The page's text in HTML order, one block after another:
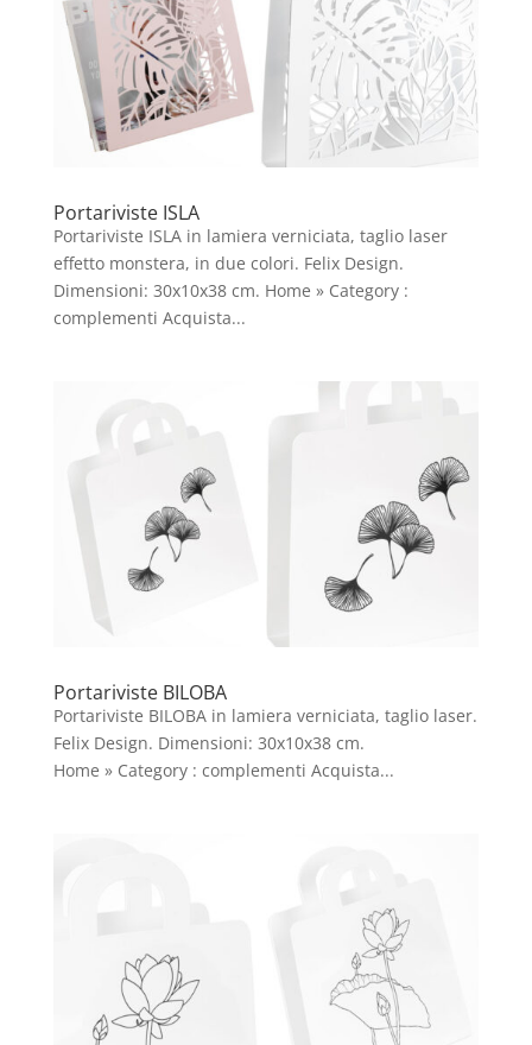
Portariviste ISLA
Portariviste ISLA in lamiera verniciata, taglio laser
effetto monstera, in due colori. Felix Design.
Dimensioni: 30x10x38 cm. Home » Category :
complementi Acquista...
Portariviste BILOBA
Portariviste BILOBA in lamiera verniciata, taglio laser.
Felix Design. Dimensioni: 30x10x38 cm.
Home » Category : complementi Acquista...